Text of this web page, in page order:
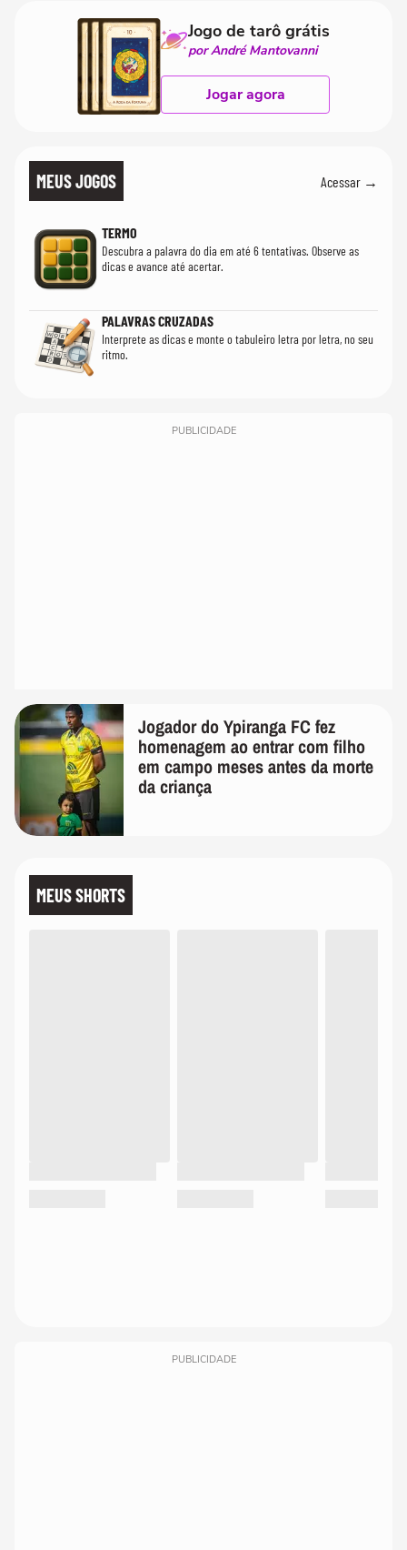
Jogo de tarô grátis
por André Mantovanni
Jogar agora
MEUS JOGOS Acessar →
TERMO
Descubra a palavra do dia em até 6 tentativas. Observe as
dicas e avance até acertar.
PALAVRAS CRUZADAS
Interprete as dicas e monte o tabuleiro letra por letra, no seu
ritmo.
PUBLICIDADE
Jogador do Ypiranga FC fez
homenagem ao entrar com filho
em campo meses antes da morte
da criança
MEUS SHORTS
PUBLICIDADE